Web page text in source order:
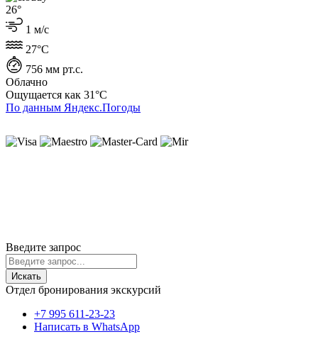
26°
1 м/с
27°C
756 мм рт.с.
Облачно
Ощущается как 31°C
По данным Яндекс.Погоды
Введите запрос
Искать
Отдел бронирования экскурсий
+7 995 611-23-23
Написать в WhatsApp